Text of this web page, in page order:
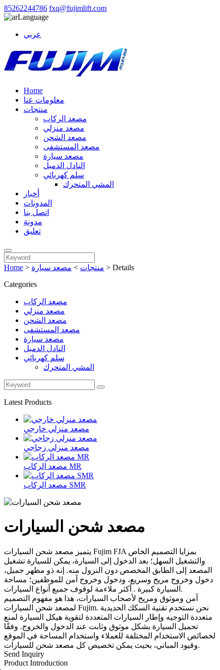
85262244786 fxq@fujimlift.com
Language
عربي
Home
معلومات عنا
منتجات
مصعد الركاب
مصعد منزلي
مصعد الشحن
مصعد المستشفى
مصعد سيارة
النادل الدمبل
سلم كهربائي
المشي المتحرك
أخبار
المدونات
اتصل بنا
مدونة
تعليق
Home > منتجات > مصعد سيارة > Details
Categories
مصعد الركاب
مصعد منزلي
مصعد الشحن
مصعد المستشفى
مصعد سيارة
النادل الدمبل
سلم كهربائي
المشي المتحرك
Latest Products
مصعد منزلي خارجي
مصعد منزلي زجاجي
مصعد الركاب MR
مصعد الركاب SMR
مصعد شحن السيارات
يتميز مصعد شحن السيارات Fujim FJA بمزايا التصميم الخاص
والتشغيل السهل؛ بعد الدخول إلى السيارة، يمكن للسيارة تشغيل
المصعد إلى الطابق المخصص دون النزول منه. إنه ذو مظهر جميل،
دخول وخروج مريح وسريع، ودخول وخروج آمن للموظفين؛ مساحة
السيارة كبيرة . أكثر ملاءمة لوقوف جميع أنواع السيارات.
آمن وموثوق ومريح لأصحاب السيارات، هذا هو مفهوم التصميم
لمصعد شحن السيارات Fujim. نحن نستخدم تقنية السكك الحديدية
متعددة التوجيه وإطار السيارات المتعددة لتقوية هيكل السيارة لمنع
تحميل السيارة بشكل موثوق وثابت عند الدخول والخروج. وفقًا
لخصائص الاستخدام المختلفة للعملاء واستخدام المساحة في الموقع
وقيود المباني، بحيث يمكن تخصيص كل مصعد شحن للسيارات.
Send Inquiry
Product Introduction